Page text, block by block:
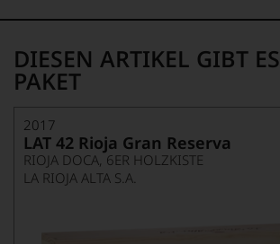
Medaillen
Weinjournalisten
oder
Fachpublikationen
unseren
Aussendungen
oder
REBSORTEN
TRINKTEMPERATUR
0,75 L
DIESEN ARTIKEL GIBT
PAKET
2017
LAT 42 Rioja Gran Reserva
RIOJA DOCA, 6ER HOLZKISTE
LA RIOJA ALTA S.A.